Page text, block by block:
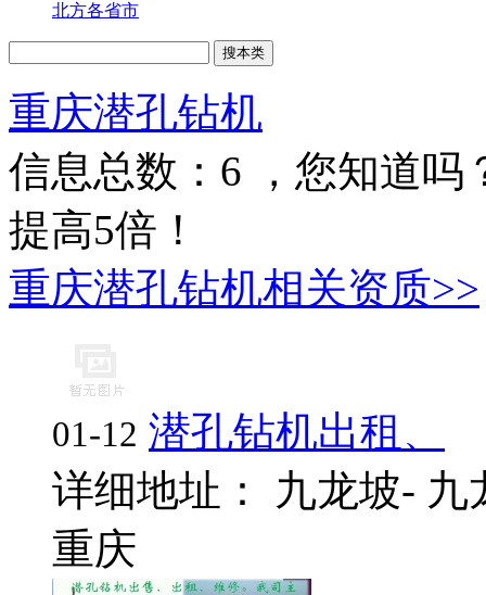
北方各省市
重庆潜孔钻机
信息总数： 6 ，您知道
提高5倍！
重庆潜孔钻机相关资质>>
01-12 潜孔钻机出租、
详细地址： 九龙坡-
重庆